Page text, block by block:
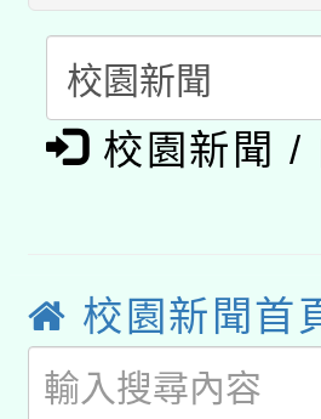
礎課程
A3數位素
「數位內容
pilot」
有關大陸
用水績優單
動」
桃園市孔
開 智慧啟航
2026年桃
校園新聞 /
校園新聞首